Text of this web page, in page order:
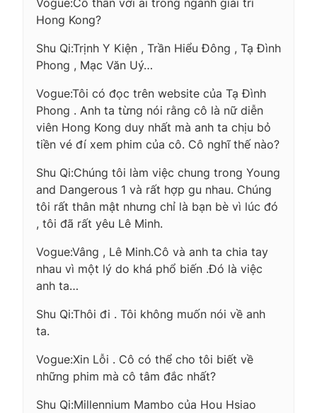
Hong Kong?
Shu Qi:Trịnh Y Kiện , Trần Hiểu Đông , Tạ Đình
Phong , Mạc Văn Uý…
Vogue:Tôi có đọc trên website của Tạ Đình
Phong . Anh ta từng nói rằng cô là nữ diễn
viên Hong Kong duy nhất mà anh ta chịu bỏ
tiền vé đí xem phim của cô. Cô nghĩ thế nào?
Shu Qi:Chúng tôi làm việc chung trong Young
and Dangerous 1 và rất hợp gu nhau. Chúng
tôi rất thân mật nhưng chỉ là bạn bè vì lúc đó
, tôi đã rất yêu Lê Minh.
Vogue:Vâng , Lê Minh.Cô và anh ta chia tay
nhau vì một lý do khá phổ biến .Đó là việc
anh ta…
Shu Qi:Thôi đi . Tôi không muốn nói về anh
ta.
Vogue:Xin Lỗi . Cô có thể cho tôi biết về
những phim mà cô tâm đắc nhất?
Shu Qi:Millennium Mambo của Hou Hsiao